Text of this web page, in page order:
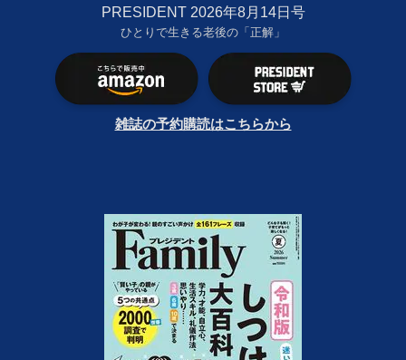
PRESIDENT 2026年8月14日号
ひとりで生きる老後の「正解」
雑誌の予約購読はこちらから